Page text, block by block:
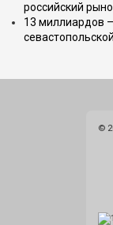
российский
13 миллиардов
©